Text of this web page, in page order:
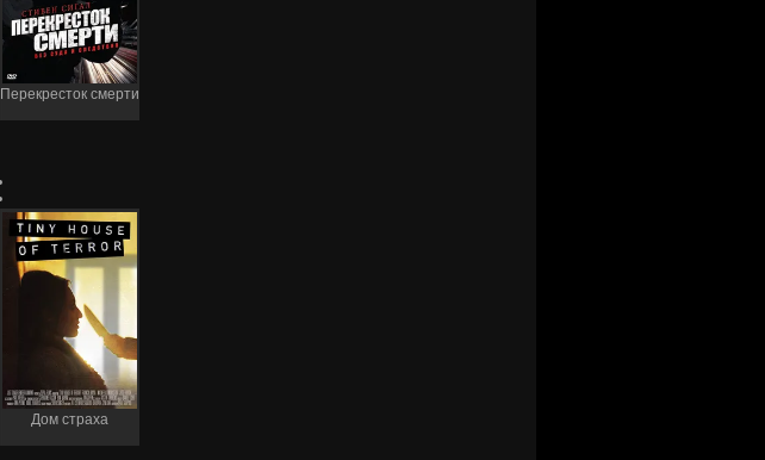
Перекресток смерти
Дом страха